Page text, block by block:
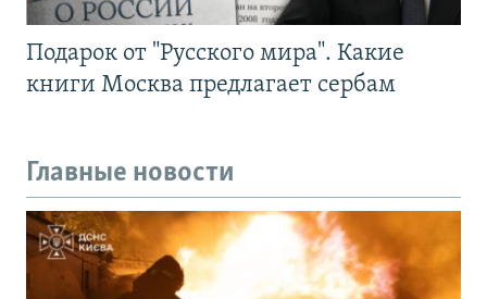
Подарок от "Русского мира". Какие
книги Москва предлагает сербам
Главные новости